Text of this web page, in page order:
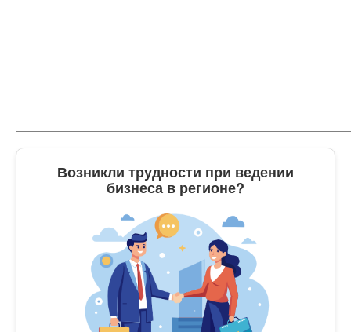
Возникли трудности при ведении
бизнеса в регионе?